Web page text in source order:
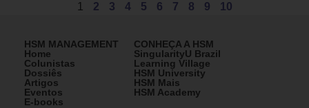
1 2 3 4 5 6 7 8 9 10
HSM MANAGEMENT
Home
Colunistas
Dossiês
Artigos
Eventos
E-books
CONHEÇA A HSM
SingularityU Brazil
Learning Village
HSM University
HSM Mais
HSM Academy